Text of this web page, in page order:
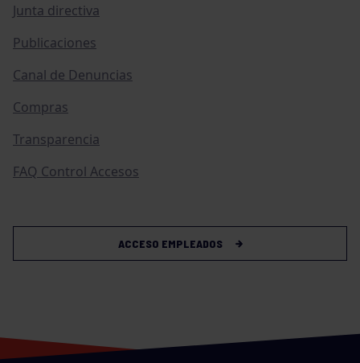
Junta directiva
Publicaciones
Canal de Denuncias
Compras
Transparencia
FAQ Control Accesos
ACCESO EMPLEADOS